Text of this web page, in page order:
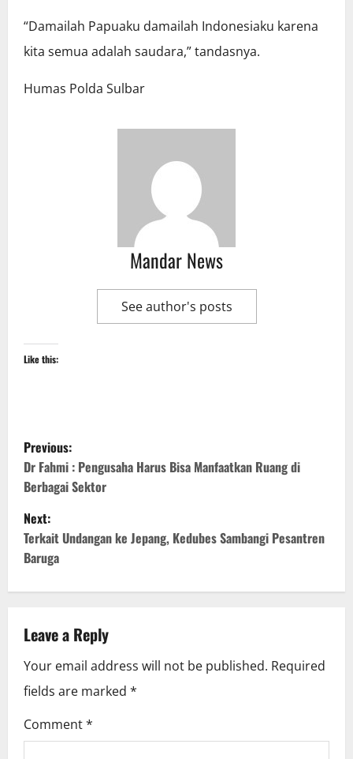
“Damailah Papuaku damailah Indonesiaku karena
kita semua adalah saudara,” tandasnya.
Humas Polda Sulbar
Mandar News
See author's posts
Like this:
P
o
s
t
n
v
i
g
a
Previous:
Dr Fahmi : Pengusaha Harus Bisa Manfaatkan Ruang di
Berbagai Sektor
Next:
Terkait Undangan ke Jepang, Kedubes Sambangi Pesantren
Baruga
Leave a Reply
Your email address will not be published. Required
fields are marked *
Comment*